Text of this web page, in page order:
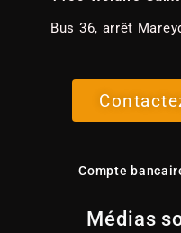
Bus 36, arrêt
Compte
Médias